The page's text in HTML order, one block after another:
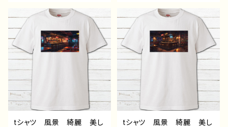
イラストレーター 絵師
デザイン コラボ オリジ
ナル デザイン グッズ
半袖シャツ ノンブランド
J1-9
オリジナル デザイン グッ
ズ プリント黒Tシャツ ネ
タTシャツ ノンブランド
半袖 デザイン コラボ J
1-9
tシャツ 風景 綺麗 美し
tシャツ 風景 綺麗 美し